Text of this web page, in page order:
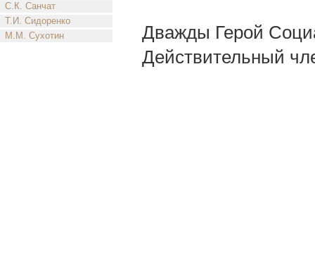
С.К. Санчат
Т.И. Сидоренко
М.М. Сухотин
Дважды Герой
Действительный